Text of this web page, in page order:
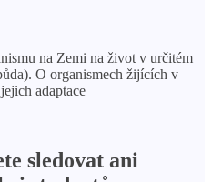
na Zemi na život v určitém
O organismech žijících v
adaptace
sledovat ani